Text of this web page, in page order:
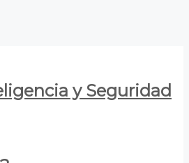
y Seguridad